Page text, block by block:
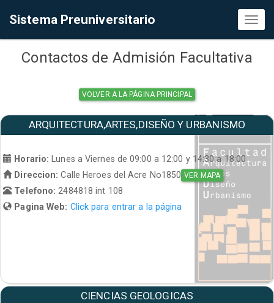
Sistema Preuniversitario
Contactos de Admisión Facultativa
VOLVER A LA PÁGINA PRINCIPAL
ARQUITECTURA,ARTES,DISEÑO Y URBANISMO
Horario:
Lunes a Viernes de 09:00 a 12:00 y 14:30 a 18:00
Direccion: Calle Heroes del Acre No1850 VER MAPA
Telefono: 2484818 int 108
Pagina Web: Click para entrar a la página
CIENCIAS GEOLOGICAS